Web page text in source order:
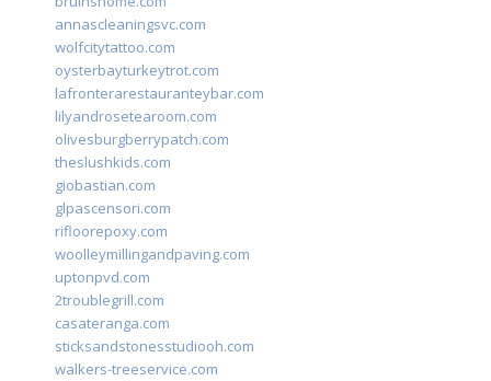
annascleaningsvc.com
wolfcitytattoo.com
oysterbayturkeytrot.com
lafronterarestauranteybar.com
lilyandrosetearoom.com
olivesburgberrypatch.com
theslushkids.com
giobastian.com
glpascensori.com
rifloorepoxy.com
woolleymillingandpaving.com
uptonpvd.com
2troublegrill.com
casateranga.com
sticksandstonesstudiooh.com
walkers-treeservice.com